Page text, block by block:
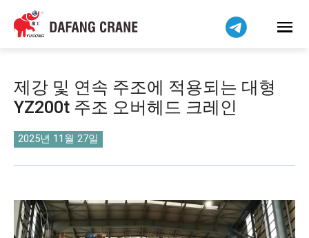
제강 및 연속 주조에 적용되는 대형
YZ200t 주조 오버헤드 크레인
2025년 11월 27일
Bahasa Indonesia
Bahasa Melayu
বাংলা
فارسی
Pilipino
اردو
Čeština
Беларуская мова